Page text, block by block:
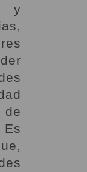
y
Es